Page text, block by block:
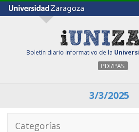
Boletín diario informativo de la
PDI/PAS
3/3/2025
Categorías